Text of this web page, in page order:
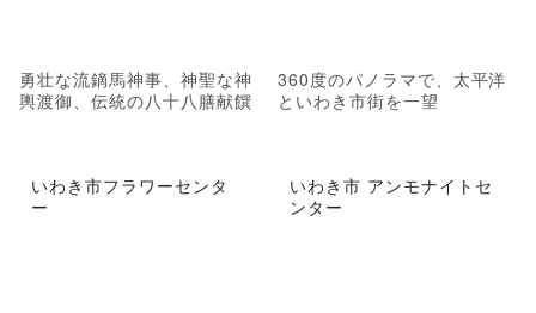
勇壮な流鏑馬神事、神聖な神
輿渡御、伝統の八十八膳献饌
360度のパノラマで、太平洋
といわき市街を一望
いわき市フラワーセンタ
ー
いわき市 アンモナイトセ
ンター